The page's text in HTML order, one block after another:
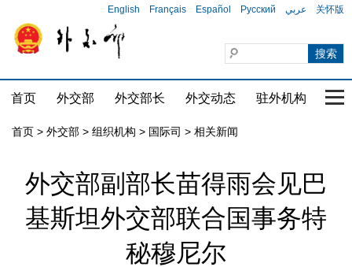
English Français Español Русский عربي 关怀版
首页 外交部 外交部长 外交动态 驻外机构 国
首页 > 外交部 > 组织机构 > 国际司 > 相关新闻
外交部副部长苗得雨会见巴
基斯坦外交部联合国事务特
秘穆尼尔